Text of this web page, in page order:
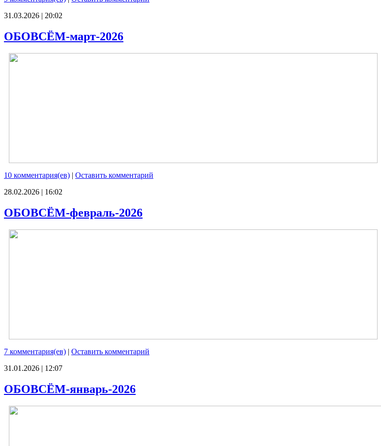
31.03.2026 | 20:02
ОБОВСЁМ-март-2026
10 комментария(ев) | Оставить комментарий
28.02.2026 | 16:02
ОБОВСЁМ-февраль-2026
7 комментария(ев) | Оставить комментарий
31.01.2026 | 12:07
ОБОВСЁМ-январь-2026